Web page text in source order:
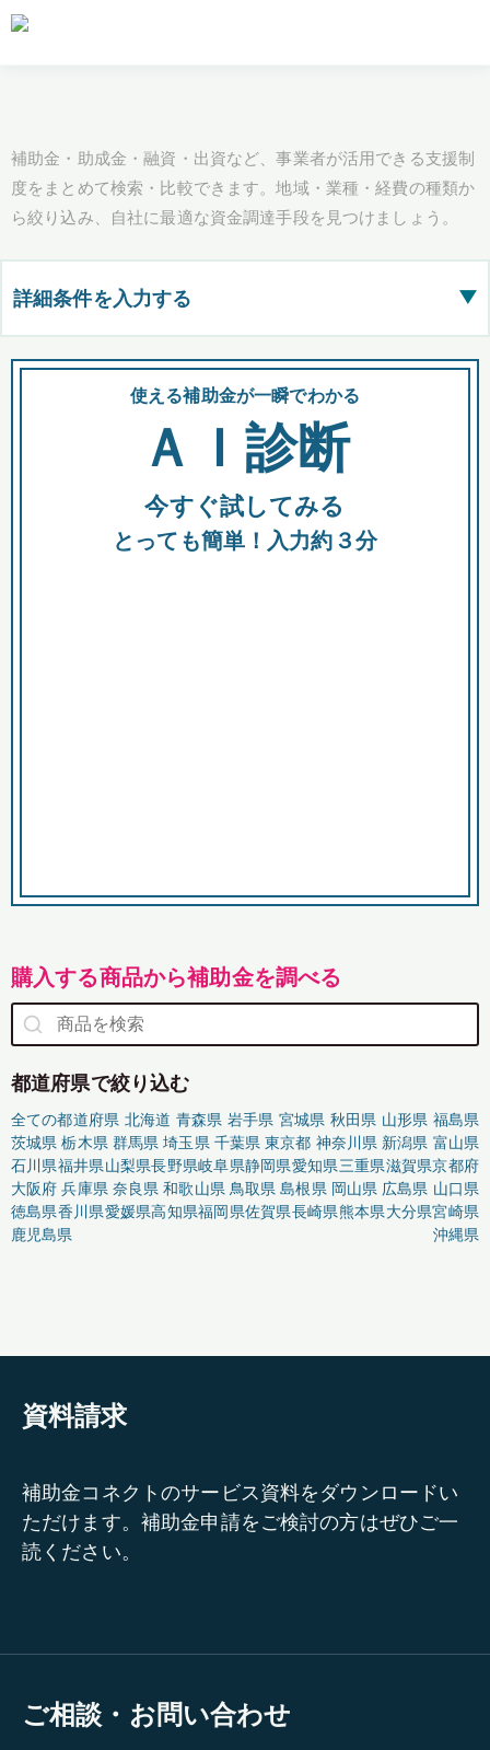
補助金・助成金・融資・出資など、事業者が活用できる支援制
度をまとめて検索・比較できます。地域・業種・経費の種類か
ら絞り込み、自社に最適な資金調達手段を見つけましょう。
詳細条件を入力する ▶
都道府県
全国の検索結果を含めて表示
助成金 融資 出資
使える補助金が一瞬でわかる
ＡＩ診断
今すぐ試してみる
とっても簡単！入力約３分
購入する商品から補助金を調べる
都道府県で絞り込む
全ての都道府県 北海道 青森県 岩手県 宮城県 秋田県 山形県 福島県
茨城県 栃木県 群馬県 埼玉県 千葉県 東京都 神奈川県 新潟県 富山県
石川県福井県山梨県長野県岐阜県静岡県愛知県三重県滋賀県京都府
大阪府 兵庫県 奈良県 和歌山県 鳥取県 島根県 岡山県 広島県 山口県
徳島県香川県愛媛県高知県福岡県佐賀県長崎県熊本県大分県宮崎県
鹿児島県
沖縄県
資料請求
補助金コネクトのサービス資料をダウンロードい
ただけます。補助金申請をご検討の方はぜひご一
読ください。
ご相談・お問い合わせ